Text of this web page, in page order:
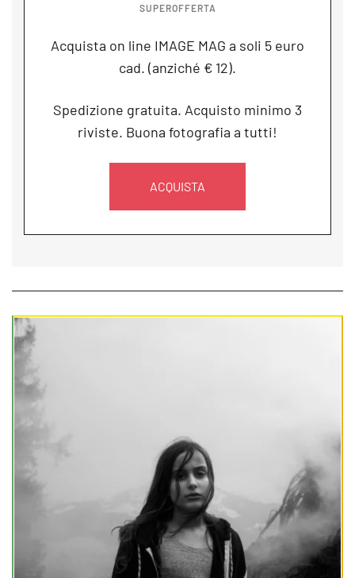
SUPEROFFERTA
Acquista on line IMAGE MAG a soli 5 euro
cad. (anziché € 12).
Spedizione gratuita. Acquisto minimo 3
riviste. Buona fotografia a tutti!
ACQUISTA